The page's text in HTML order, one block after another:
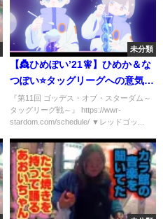
未分類
【👸ひめぽい’21🧚‍】ひめか＆な
つぽい⭐️タッグリーグへの意気込
みを聞いてみたら…
【STARDOM】
『第11回 ゴッデス・オブ・スターダム～
タッグリーグ戦～』 https://wwr-
stardom.com/schedule/ ▼レッドゴッ...